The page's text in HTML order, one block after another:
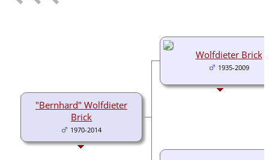
"Bernhard" Wolfdieter
Brick
1970-2014
Wolfdieter Brick
1935-2009